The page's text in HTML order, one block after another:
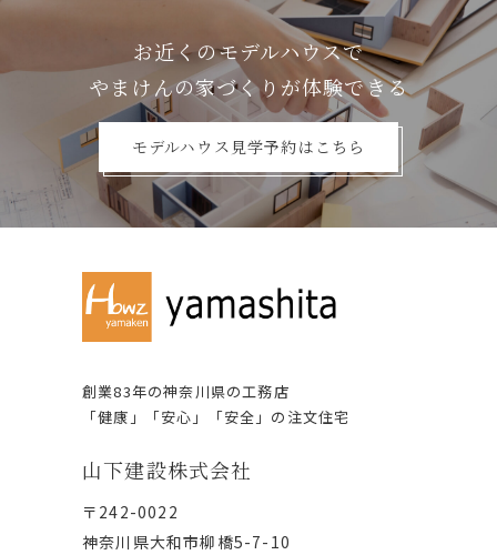
お近くのモデルハウスで
やまけんの家づくりが体験できる
モデルハウス見学予約はこちら
創業83年の神奈川県の⼯務店
「健康」「安⼼」「安全」の注⽂住宅
⼭下建設株式会社
〒242-0022
神奈川県⼤和市柳橋5-7-10